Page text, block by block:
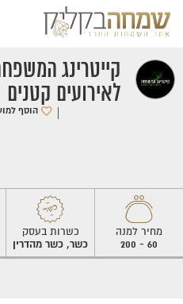
קייטרינג
לאירועים קטנים
| הוסף
מחיר למנה
60 - 200
כשרות בעסק
כשר, כשר מהדרין